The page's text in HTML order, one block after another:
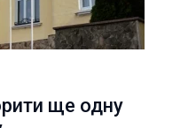
ще одну